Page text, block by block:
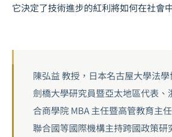
它決定了技術進步的紅利將如何在社會
陳弘益 教授，日本名古屋大學法
劍橋大學研究員暨亞太地區代表、
合商學院 MBA 主任暨高管教育主
聯合國等國際機構主持跨國政策研